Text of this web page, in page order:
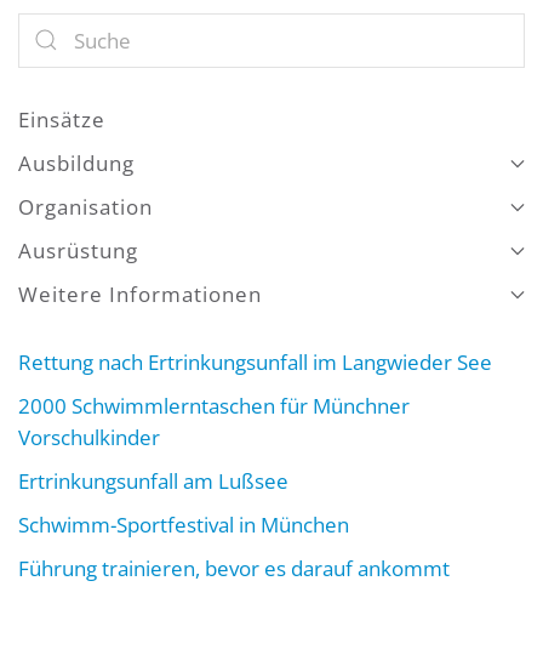
Einsätze
Ausbildung
Organisation
Ausrüstung
Weitere Informationen
Rettung nach Ertrinkungsunfall im Langwieder See
2000 Schwimmlerntaschen für Münchner
Vorschulkinder
Ertrinkungsunfall am Lußsee
Schwimm-Sportfestival in München
Führung trainieren, bevor es darauf ankommt